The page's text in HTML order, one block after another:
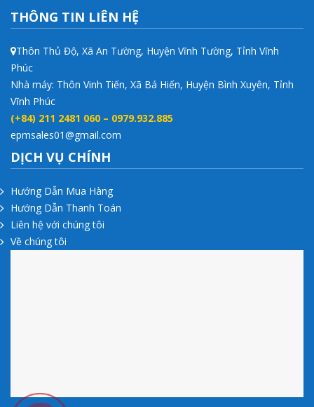
THÔNG TIN LIÊN HỆ
Thôn Thủ Độ, Xã An Tường, Huyện Vĩnh Tường, Tỉnh Vĩnh
Phúc
Nhà máy: Thôn Vinh Tiến, Xã Bá Hiến, Huyện Bình Xuyên, Tỉnh
Vĩnh Phúc
(+84) 211 2481 060 – 0979.932.885
epmsales01@gmail.com
DỊCH VỤ CHÍNH
Hướng Dẫn Mua Hàng
Hướng Dẫn Thanh Toán
Liên hệ với chúng tôi
Về chúng tôi